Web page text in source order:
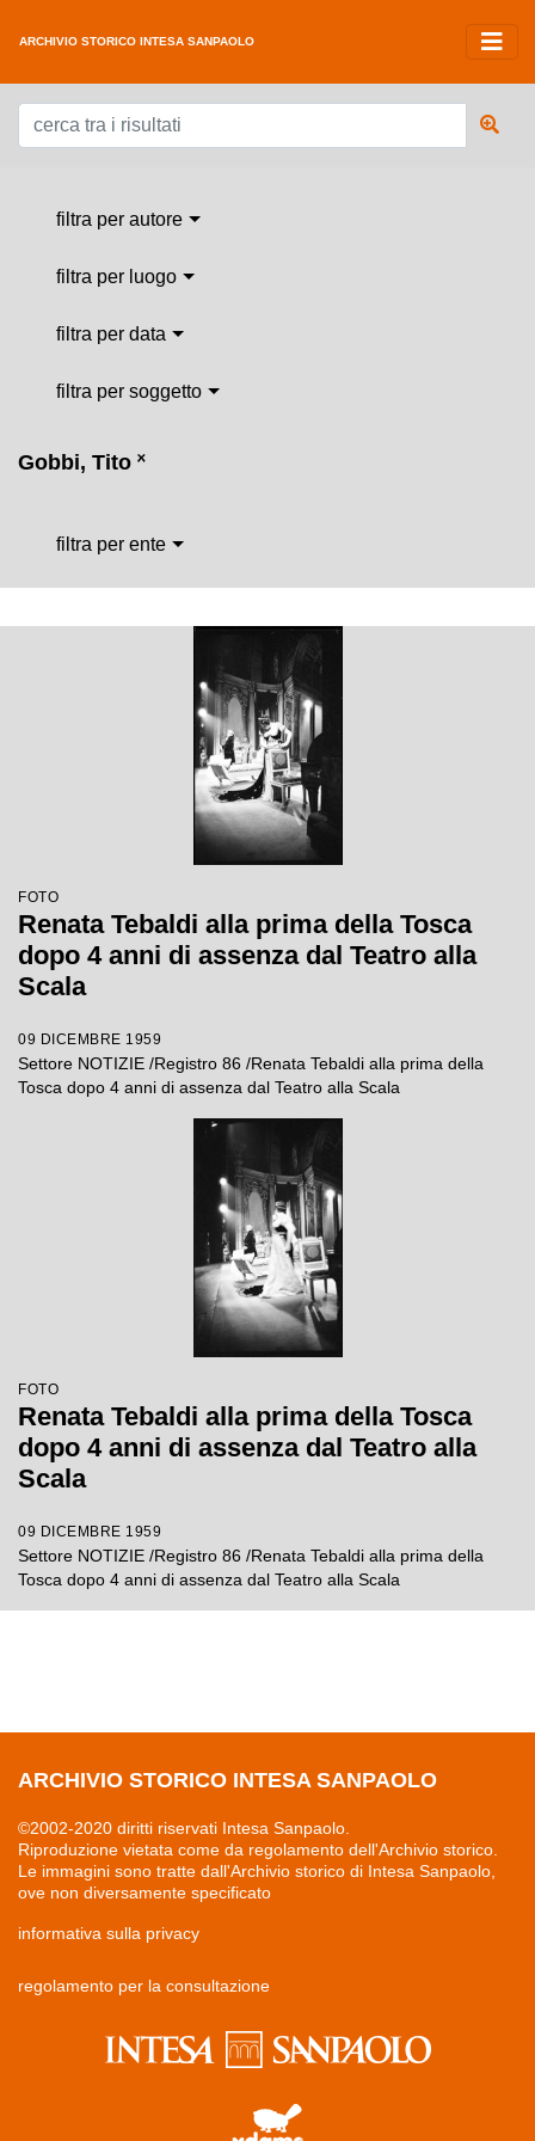
ARCHIVIO STORICO INTESA SANPAOLO
filtra per autore
filtra per luogo
filtra per data
filtra per soggetto
Gobbi, Tito ˟
filtra per ente
FOTO
Renata Tebaldi alla prima della Tosca
dopo 4 anni di assenza dal Teatro alla
Scala
09 DICEMBRE 1959
Settore NOTIZIE /Registro 86 /Renata Tebaldi alla prima della
Tosca dopo 4 anni di assenza dal Teatro alla Scala
FOTO
Renata Tebaldi alla prima della Tosca
dopo 4 anni di assenza dal Teatro alla
Scala
09 DICEMBRE 1959
Settore NOTIZIE /Registro 86 /Renata Tebaldi alla prima della
Tosca dopo 4 anni di assenza dal Teatro alla Scala
ARCHIVIO STORICO INTESA SANPAOLO
©2002-2020 diritti riservati Intesa Sanpaolo.
Riproduzione vietata come da regolamento dell'Archivio storico.
Le immagini sono tratte dall'Archivio storico di Intesa Sanpaolo,
ove non diversamente specificato
informativa sulla privacy
regolamento per la consultazione